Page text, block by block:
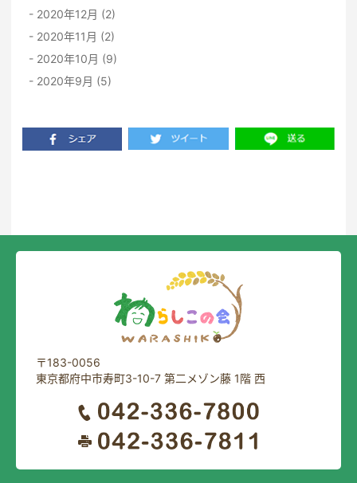
2020年12月 (2)
2020年11月 (2)
2020年10月 (9)
2020年9月 (5)
〒183-0056
東京都府中市寿町3-10-7 第二メゾン藤 1階 西